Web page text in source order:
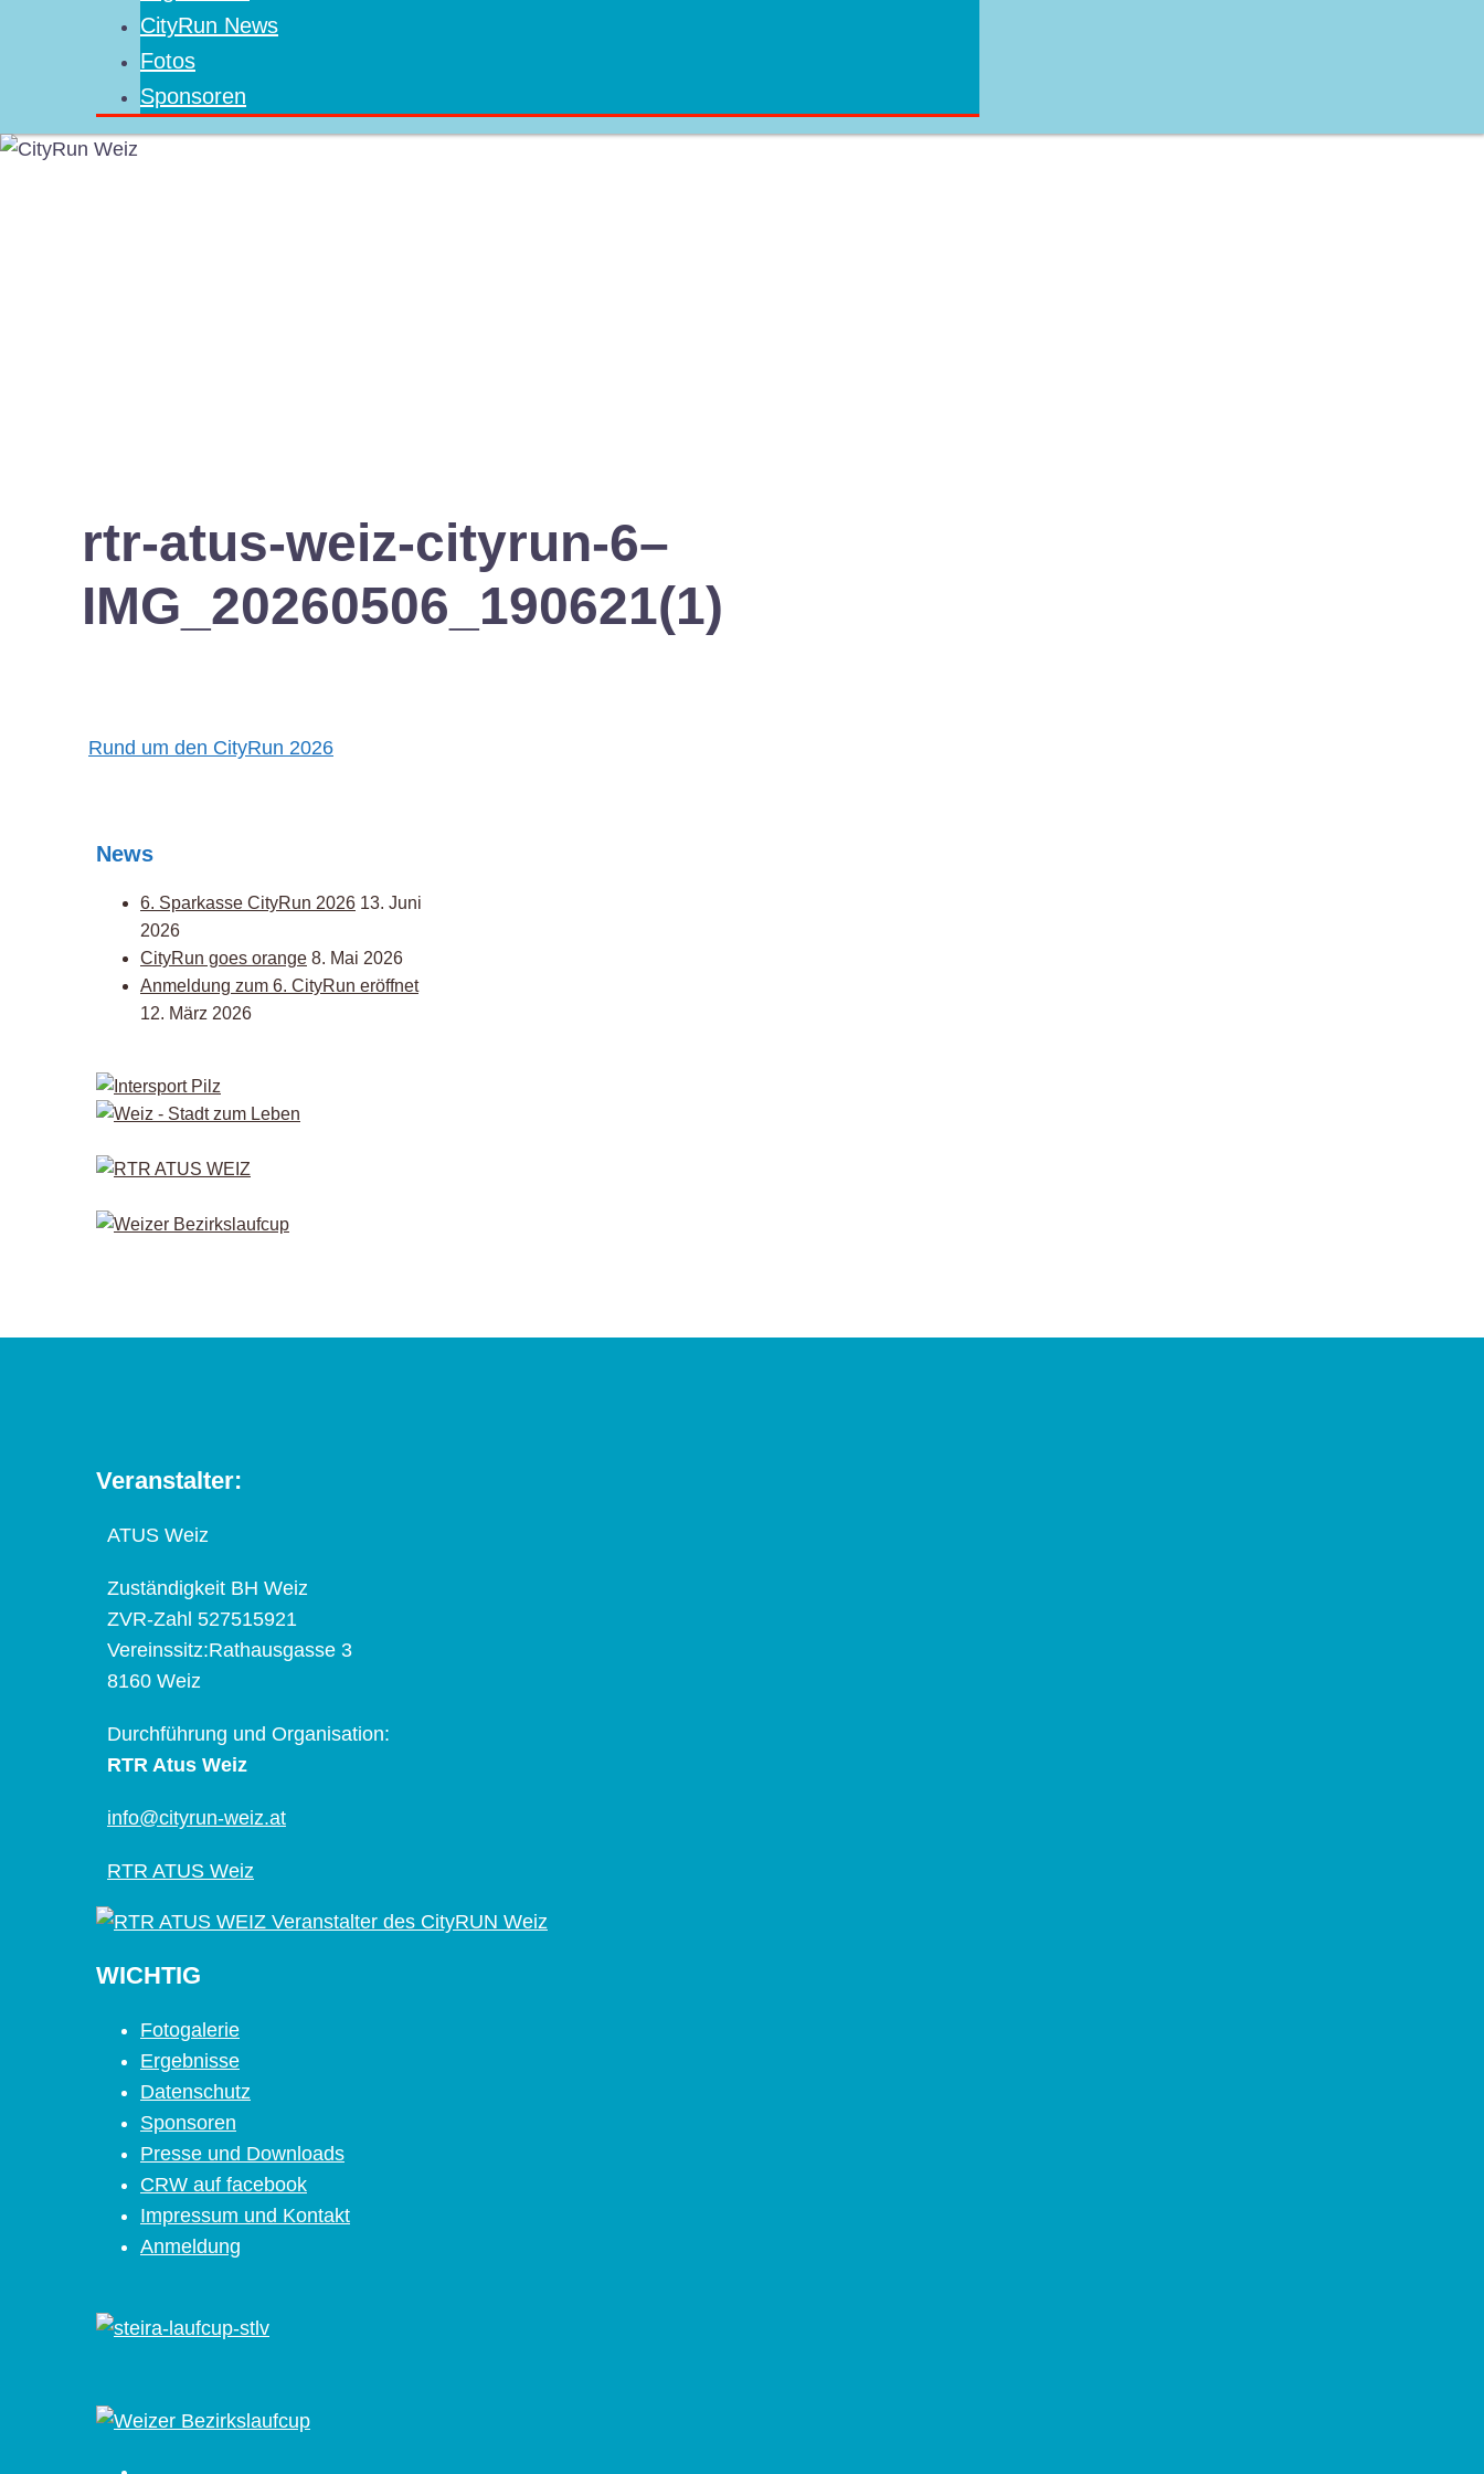
CityRun News
Fotos
Sponsoren
rtr-atus-weiz-cityrun-6–
IMG_20260506_190621(1)
Post
Rund um den CityRun 2026
News
6. Sparkasse CityRun 2026 13. Juni
2026
CityRun goes orange 8. Mai 2026
Anmeldung zum 6. CityRun eröffnet
12. März 2026
Veranstalter:
ATUS Weiz
Zuständigkeit BH Weiz
ZVR-Zahl 527515921
Vereinssitz:Rathausgasse 3
8160 Weiz
Durchführung und Organisation:
RTR Atus Weiz
info@cityrun-weiz.at
RTR ATUS Weiz
WICHTIG
Fotogalerie
Ergebnisse
Datenschutz
Sponsoren
Presse und Downloads
CRW auf facebook
Impressum und Kontakt
Anmeldung